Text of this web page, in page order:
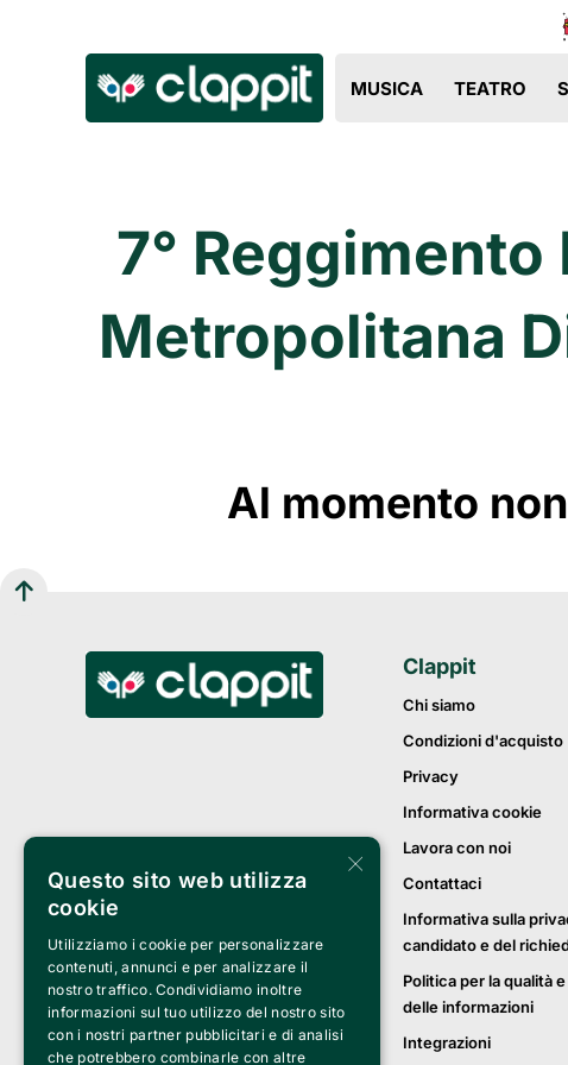
MUSICA TEATRO
7°
Metropolitana
Al momento
Clappit
Chi siamo
Condizioni d'acquisto
Privacy
Informativa cookie
Lavora con noi
Contattaci
Informativa sulla
candidato e del
Politica per la qualità
delle informazioni
Integrazioni
×
Questo sito web utilizza
cookie
Utilizziamo i cookie per personalizzare
contenuti, annunci e per analizzare il
nostro traffico. Condividiamo inoltre
informazioni sul tuo utilizzo del nostro sito
con i nostri partner pubblicitari e di analisi
che potrebbero combinarle con altre